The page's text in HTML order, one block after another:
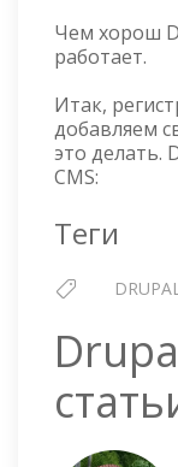
Чем хорош
работает.
Итак,
добавляем
это делать.
CMS:
Теги